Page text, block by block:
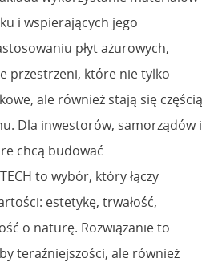
i wspierających jego
płyt ażurowych,
przestrzeni, które nie tylko
ale również stają się częścią
Dla inwestorów, samorządów i
chcą budować
to wybór, który łączy
estetykę, trwałość,
o naturę. Rozwiązanie to
teraźniejszości, ale również